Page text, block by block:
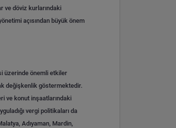
ve döviz kurlarındaki
açısından büyük önem
üzerinde önemli etkiler
değişkenlik göstermektedir.
ve konut inşaatlarındaki
vergi politikaları da
Adıyaman, Mardin,